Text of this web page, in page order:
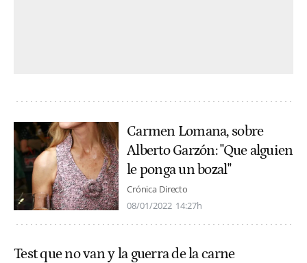
Carmen Lomana, sobre
Alberto Garzón: "Que alguien
le ponga un bozal"
Crónica Directo
08/01/2022 14:27h
Test que no van y la guerra de la carne